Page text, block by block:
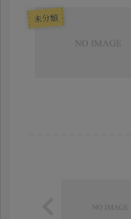
未分類